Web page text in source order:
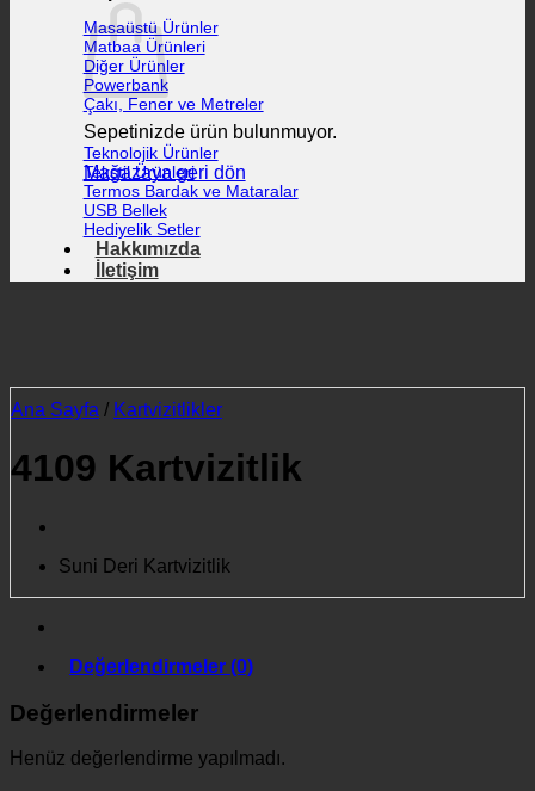
Sepetinizde ürün bulunmuyor.
Mağazaya geri dön
Masaüstü Ürünler
Matbaa Ürünleri
Diğer Ürünler
Powerbank
Çakı, Fener ve Metreler
Teknolojik Ürünler
Tekstil Ürünleri
Termos Bardak ve Mataralar
USB Bellek
Hediyelik Setler
Hakkımızda
İletişim
Ana Sayfa / Kartvizitlikler
4109 Kartvizitlik
Suni Deri Kartvizitlik
Değerlendirmeler (0)
Değerlendirmeler
Henüz değerlendirme yapılmadı.